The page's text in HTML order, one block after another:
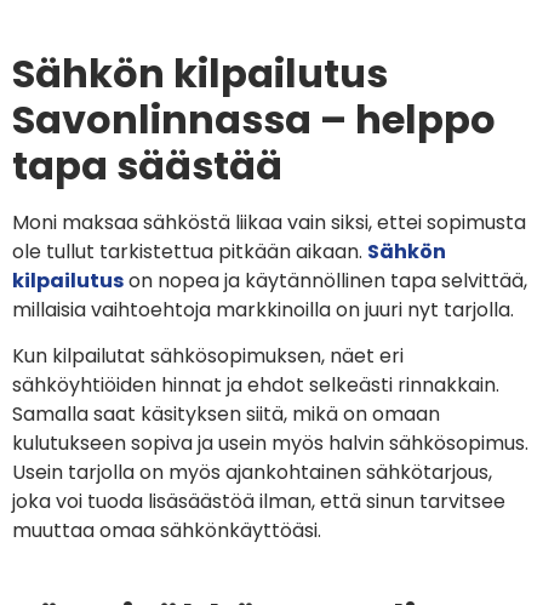
Sähkön kilpailutus
Savonlinnassa – helppo
tapa säästää
Moni maksaa sähköstä liikaa vain siksi, ettei sopimusta
ole tullut tarkistettua pitkään aikaan. Sähkön
kilpailutuson nopea ja käytännöllinen tapa selvittää,
millaisia vaihtoehtoja markkinoilla on juuri nyt tarjolla.
Kun kilpailutat sähkösopimuksen, näet eri
sähköyhtiöiden hinnat ja ehdot selkeästi rinnakkain.
Samalla saat käsityksen siitä, mikä on omaan
kulutukseen sopiva ja usein myös halvin sähkösopimus.
Usein tarjolla on myös ajankohtainen sähkötarjous,
joka voi tuoda lisäsäästöä ilman, että sinun tarvitsee
muuttaa omaa sähkönkäyttöäsi.